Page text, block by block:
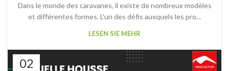
Dans le monde des caravanes, il existe de nombreux modèles
et différentes formes. L'un des défis auxquels les pro...
LESEN SIE MEHR
02